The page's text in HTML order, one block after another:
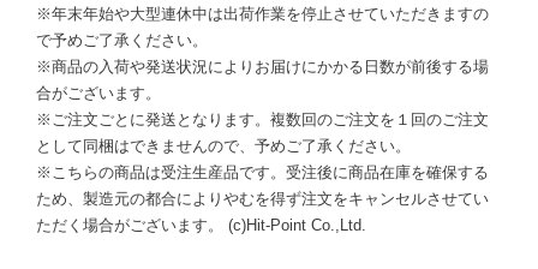
※年末年始や大型連休中は出荷作業を停止させていただきますの
で予めご了承ください。
※商品の入荷や発送状況によりお届けにかかる日数が前後する場
合がございます。
※ご注文ごとに発送となります。複数回のご注文を１回のご注文
として同梱はできませんので、予めご了承ください。
※こちらの商品は受注生産品です。受注後に商品在庫を確保する
ため、製造元の都合によりやむを得ず注文をキャンセルさせてい
ただく場合がございます。 (c)Hit-Point Co.,Ltd.